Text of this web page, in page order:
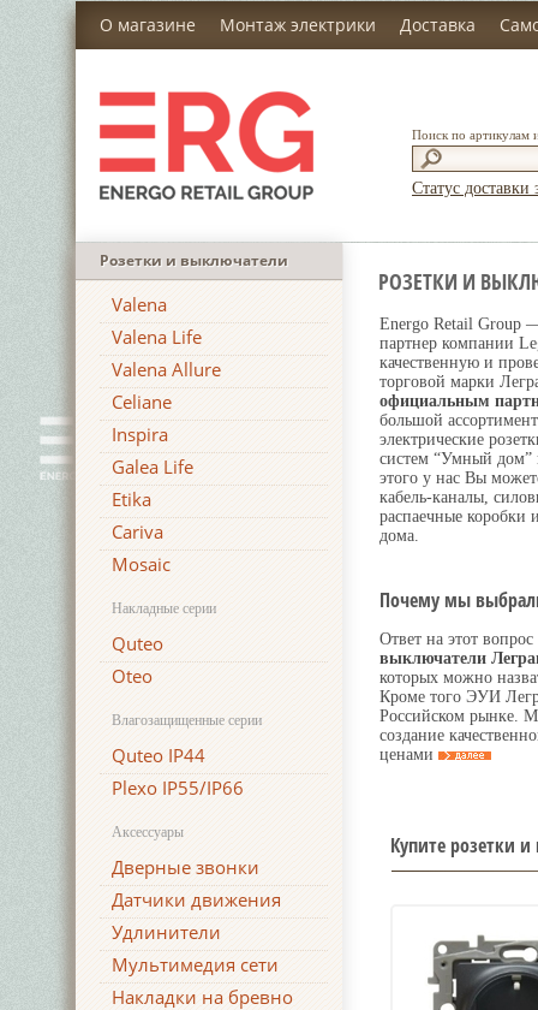
О магазине Монтаж электрики Доставка
Поиск по артикулам
Статус доставки
Розетки и выключатели
Valena
Valena Life
Valena Allure
Celiane
Inspira
Galea Life
Etika
Cariva
Mosaic
Накладные серии
Quteo
Oteo
Влагозащищенные серии
Quteo IP44
Plexo IP55/IP66
Аксессуары
Дверные звонки
Датчики движения
Удлинители
Мультимедия сети
Накладки на бревно
РОЗЕТКИ И
Energo Retail Group
партнер компании
качественную и
торговой марки
официальным
большой
электрические
систем “Умный
этого у нас Вы
кабель-каналы,
распаечные коробки
дома.
Почему мы
Ответ на этот
выключатели
которых можно
Кроме того ЭУИ
Российском рынке.
создание
ценами
Купите розетки